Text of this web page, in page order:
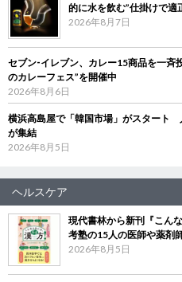
的に水を飲む”仕掛けで適
2026年8月7日
セブン‐イレブン、カレー15商品を一
のカレーフェス”を開催中
2026年8月6日
横浜高島屋で「韓国市場」がスタート
が集結
2026年8月5日
ヘルスケア
現代書林から新刊『こん
考塾の15人の医師や薬剤
2026年8月5日